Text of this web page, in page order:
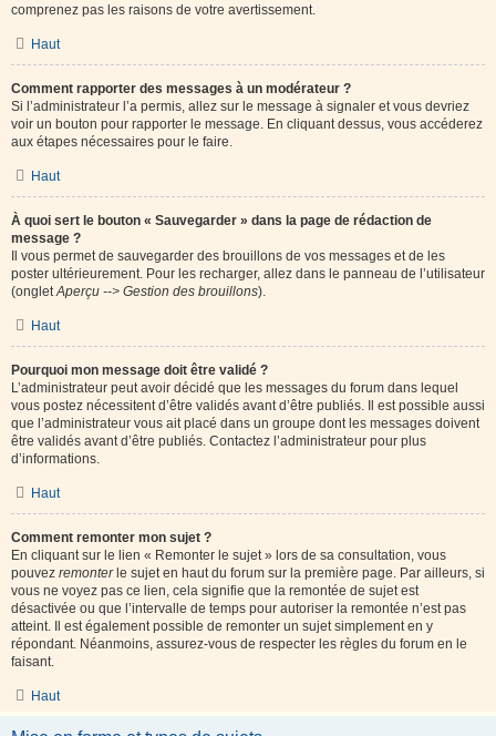
comprenez pas les raisons de votre avertissement.
Haut
Comment rapporter des messages à un modérateur ?
Si l’administrateur l’a permis, allez sur le message à signaler et vous devriez
voir un bouton pour rapporter le message. En cliquant dessus, vous accéderez
aux étapes nécessaires pour le faire.
Haut
À quoi sert le bouton « Sauvegarder » dans la page de rédaction de
message ?
Il vous permet de sauvegarder des brouillons de vos messages et de les
poster ultérieurement. Pour les recharger, allez dans le panneau de l’utilisateur
(ongletAperçu --> Gestion des brouillons).
Haut
Pourquoi mon message doit être validé ?
L’administrateur peut avoir décidé que les messages du forum dans lequel
vous postez nécessitent d’être validés avant d’être publiés. Il est possible aussi
que l’administrateur vous ait placé dans un groupe dont les messages doivent
être validés avant d’être publiés. Contactez l’administrateur pour plus
d’informations.
Haut
Comment remonter mon sujet ?
En cliquant sur le lien « Remonter le sujet » lors de sa consultation, vous
pouvez remonterle sujet en haut du forum sur la première page. Par ailleurs, si
vous ne voyez pas ce lien, cela signifie que la remontée de sujet est
désactivée ou que l’intervalle de temps pour autoriser la remontée n’est pas
atteint. Il est également possible de remonter un sujet simplement en y
répondant. Néanmoins, assurez-vous de respecter les règles du forum en le
faisant.
Haut